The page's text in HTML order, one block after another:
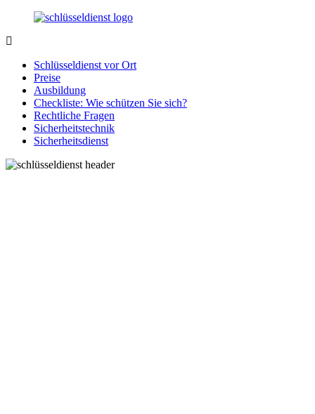
Zurück
Inhalt
Notlage
wird
gelöst!
Schlüsseldienst vor Ort
Preise
Ausbildung
Checkliste: Wie schützen Sie sich?
Rechtliche Fragen
Sicherheitstechnik
Sicherheitsdienst